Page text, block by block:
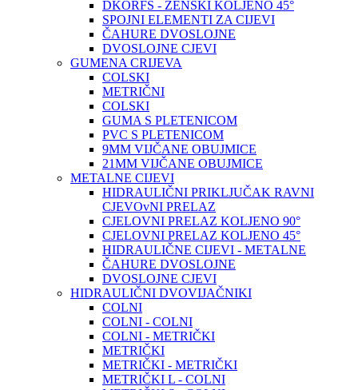
DKORFS - ŽENSKI KOLJENO 45°
SPOJNI ELEMENTI ZA CIJEVI
ČAHURE DVOSLOJNE
DVOSLOJNE CJEVI
GUMENA CRIJEVA
COLSKI
METRIČNI
COLSKI
GUMA S PLETENICOM
PVC S PLETENICOM
9MM VIJČANE OBUJMICE
21MM VIJČANE OBUJMICE
METALNE CIJEVI
HIDRAULIČNI PRIKLJUČAK RAVNI
CJEVOvNI PRELAZ
CJELOVNI PRELAZ KOLJENO 90°
CJELOVNI PRELAZ KOLJENO 45°
HIDRAULIČNE CIJEVI - METALNE
ČAHURE DVOSLOJNE
DVOSLOJNE CJEVI
HIDRAULIČNI DVOVIJAČNIKI
COLNI
COLNI - COLNI
COLNI - METRIČKI
METRIČKI
METRIČKI - METRIČKI
METRIČKI L - COLNI